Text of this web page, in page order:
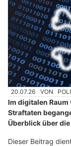
20.07.26 VON
Im digitalen
Straftaten
Überblick über
Dieser Beitrag